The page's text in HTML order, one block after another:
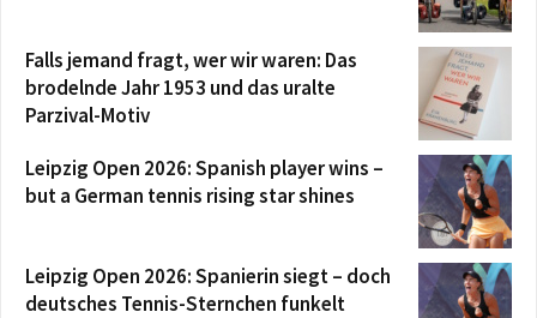
Falls jemand fragt, wer wir waren: Das
brodelnde Jahr 1953 und das uralte
Parzival-Motiv
Leipzig Open 2026: Spanish player wins –
but a German tennis rising star shines
Leipzig Open 2026: Spanierin siegt – doch
deutsches Tennis-Sternchen funkelt